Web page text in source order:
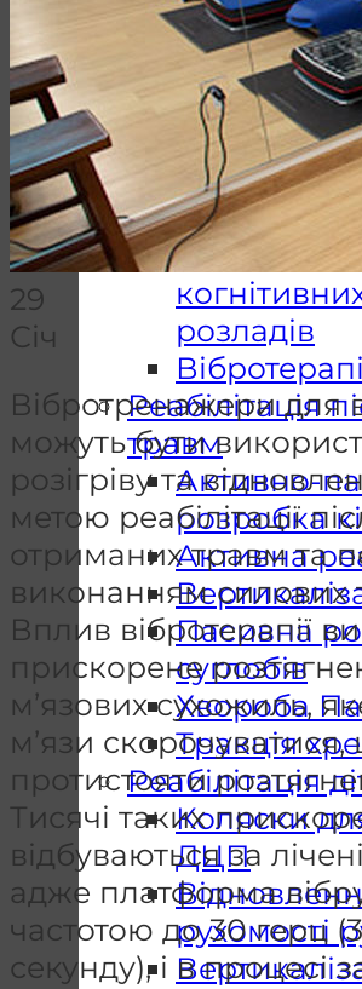
навичків
Столи
пацієнта
розладів
Реабілітація
травм
Активно-
розробка
Активна
Пасивна
суглобів
Хвороба
Тракція
Реабілітація
Коляски
ДЦП
рухомості
29
Січ
Вібротренажери для
можуть бути
розігріву та
метою реабілітації
отриманих травм та
виконанням силових
Вплив вібротерапії
прискорене
м’язових сухожиль,
м’язи
протистояти
Тисячі таких
відбуваються за
адже платформа
частотою до 30 герц
секунду), і в процесі